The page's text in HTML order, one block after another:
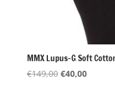
MMX Lupus-G Soft
€149,00 €40,00Huidige